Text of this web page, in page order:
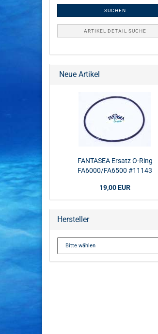
SUCHEN
ARTIKEL DETAIL SUCHE
Neue Artikel
FANTASEA Ersatz O-Ring
FA6000/FA6500 #11143
19,00 EUR
Hersteller